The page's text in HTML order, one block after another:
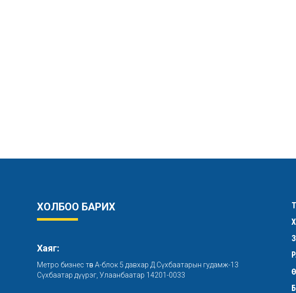
ХОЛБОО БАРИХ
Хаяг:
Метро бизнес төв А-блок 5 давхар Д.Сүхбаатарын гудамж-13
Сүхбаатар дүүрэг, Улаанбаатар 14201-0033